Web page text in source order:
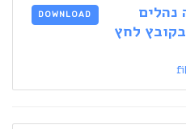
נהלים
לחץ
DOWNLOAD